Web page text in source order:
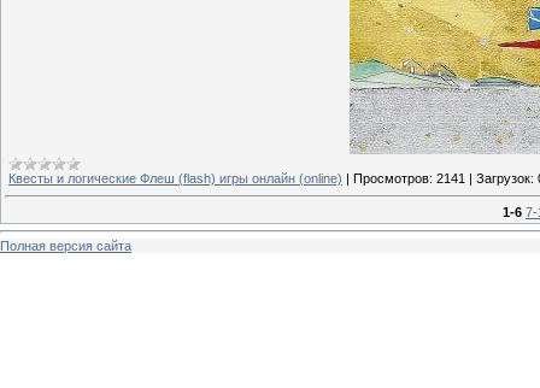
Квесты и логические Флеш (flash) игры онлайн (online) | Просмотров: 2141 | Загрузок:
1-6 7-
Полная версия сайта